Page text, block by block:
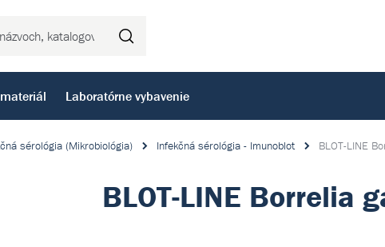
Laboratórne vybavenie
sérológia (Mikrobiológia) Infekčná sérológia - Imunoblot BLOT-LINE
BLOT-LINE Borrelia